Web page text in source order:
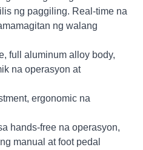
ng paggiling. Real-time na
ng walang
full aluminum alloy body,
na operasyon at
ergonomic na
hands-free na operasyon,
manual at foot pedal